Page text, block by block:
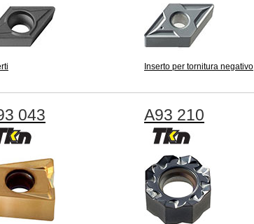
Inserto per tornitura negativo
043 A93 210